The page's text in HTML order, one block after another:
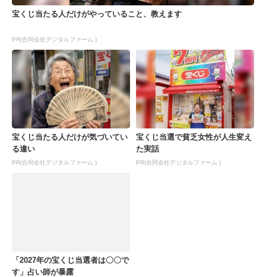
宝くじ当たる人だけがやっていること、教えます
PR(合同会社デジタルファーム )
宝くじ当たる人だけが気づいてい
る違い
PR(合同会社デジタルファーム )
宝くじ当選で貧乏女性が人生変え
た実話
PR(合同会社デジタルファーム )
「2027年の宝くじ当選者は〇〇で
す」占い師が暴露